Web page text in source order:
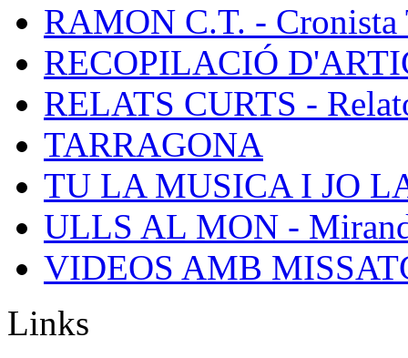
RAMON C.T. - Cronista
RECOPILACIÓ
RELATS CURTS -
TARRAGONA
TU LA MUSICA I JO
ULLS AL MON -
VIDEOS AMB
Links